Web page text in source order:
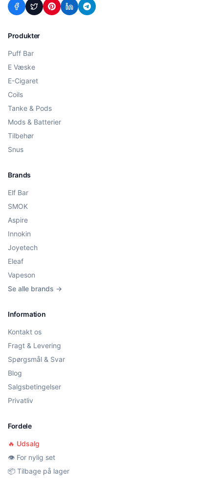
Produkter
Puff Bar
E Væske
E-Cigaret
Coils
Tanke & Pods
Mods & Batterier
Tilbehør
Snus
Brands
Elf Bar
SMOK
Aspire
Innokin
Joyetech
Eleaf
Vapeson
Se alle brands →
Information
Kontakt os
Fragt & Levering
Spørgsmål & Svar
Blog
Salgsbetingelser
Privatliv
Fordele
🔥 Udsalg
👁️ For nylig set
📦 Tilbage på lager